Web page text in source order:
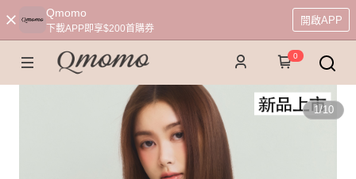
Qmomo
下載APP即享$200首購券
開啟APP
0
1/10